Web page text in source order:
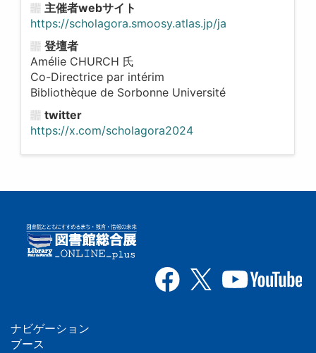
主催者webサイト
https://scholagora.smoosy.atlas.jp/ja
登壇者
Amélie CHURCH 氏
Co-Directrice par intérim
Bibliothèque de Sorbonne Université
twitter
https://x.com/scholagora2024
ナビゲーション
ブース